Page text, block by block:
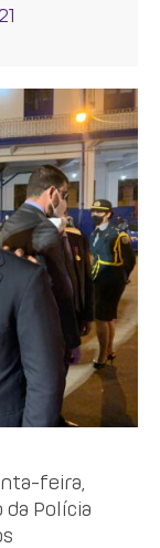
feira,
da Polícia